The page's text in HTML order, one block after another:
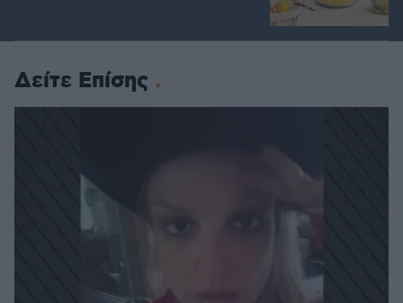
Δείτε Επίσης